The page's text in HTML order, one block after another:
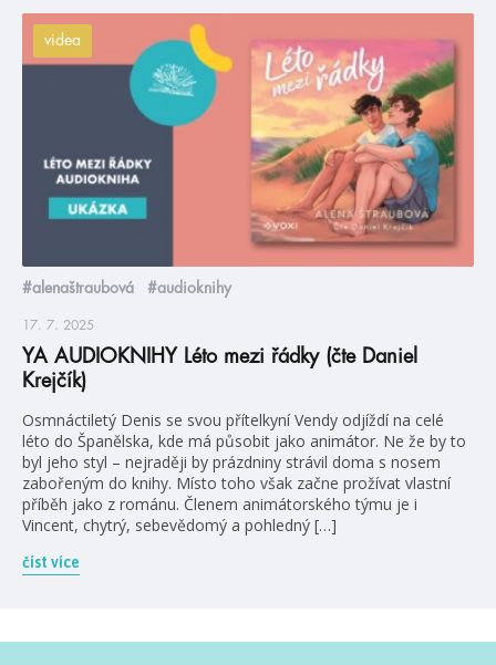
videa
#alenaštraubová #audioknihy
17. 7. 2025
YA AUDIOKNIHY Léto mezi řádky (čte Daniel
Krejčík)
Osmnáctiletý Denis se svou přítelkyní Vendy odjíždí na celé
léto do Španělska, kde má působit jako animátor. Ne že by to
byl jeho styl – nejraději by prázdniny strávil doma s nosem
zabořeným do knihy. Místo toho však začne prožívat vlastní
příběh jako z románu. Členem animátorského týmu je i
Vincent, chytrý, sebevědomý a pohledný […]
číst více